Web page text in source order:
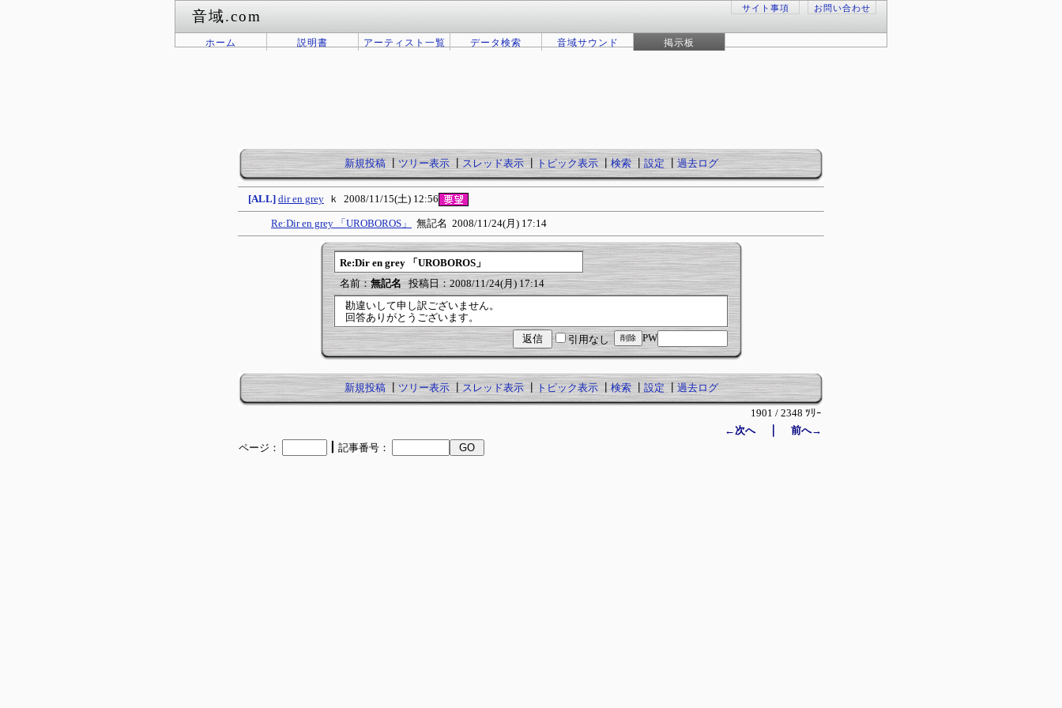
音域.com サイト事項 お問い合わせ
ホーム 説明書 アーティスト一覧 データ検索 音域サウンド 掲示板
新規投稿┃ツリー表示┃スレッド表示┃トピック表示┃検索┃設定┃過去ログ
[ALL] dir en grey ｋ 2008/11/15(土) 12:56
Re:Dir en grey 「UROBOROS」 無記名 2008/11/24(月) 17:14
Re:Dir en grey 「UROBOROS」
名前：無記名
投稿日：2008/11/24(月) 17:14
勘違いして申し訳ございません。
回答ありがとうございます。
引用なし
PW
新規投稿┃ツリー表示┃スレッド表示┃トピック表示┃検索┃設定┃過去ログ
1901 / 2348 ﾂﾘｰ
←次へ｜ 前へ→
ページ： 記事番号：